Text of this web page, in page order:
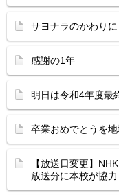
サヨナラのかわりに
感謝の1年
明日は令和4年度最
卒業おめでとうを地
【放送日変更】
放送分に本校が協力